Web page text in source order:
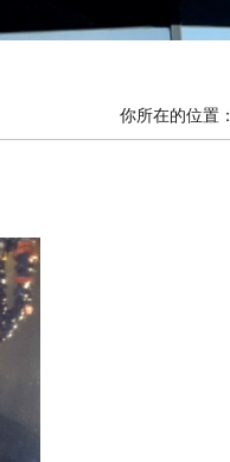
你所在的位置：